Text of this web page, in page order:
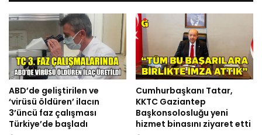
ABD’de geliştirilen ve
‘virüsü öldüren’ ilacın
3’üncü faz çalışması
Türkiye’de başladı
Cumhurbaşkanı Tatar,
KKTC Gaziantep
Başkonsolosluğu yeni
hizmet binasını ziyaret etti